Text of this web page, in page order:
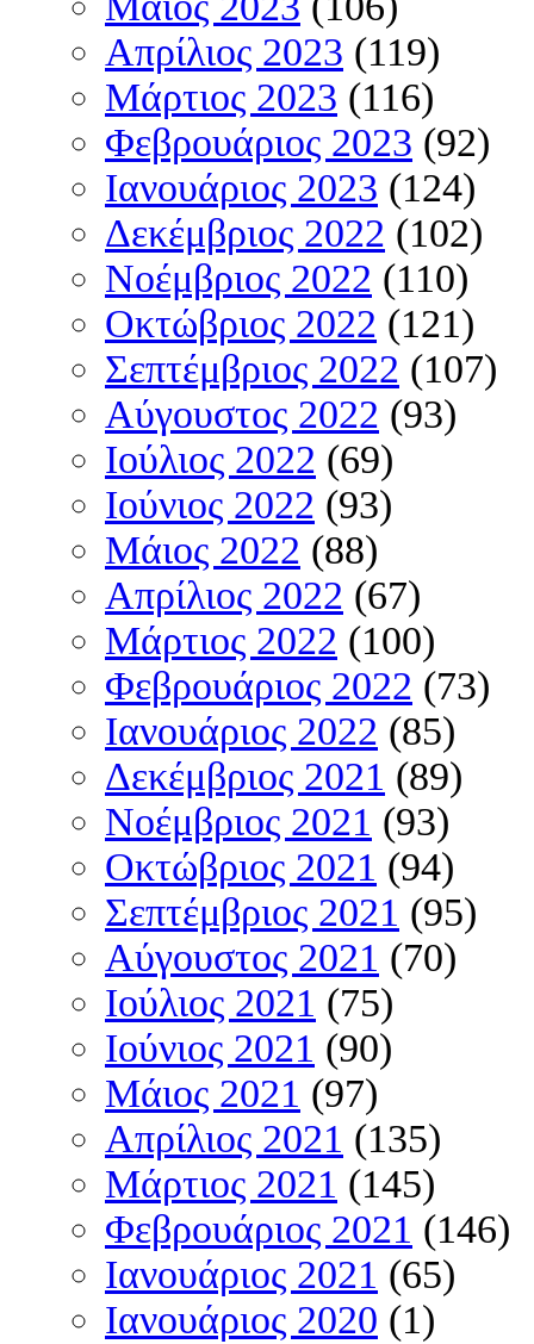
Απρίλιος 2023 (119)
Μάρτιος 2023 (116)
Φεβρουάριος 2023 (92)
Ιανουάριος 2023 (124)
Δεκέμβριος 2022 (102)
Νοέμβριος 2022 (110)
Οκτώβριος 2022 (121)
Σεπτέμβριος 2022 (107)
Αύγουστος 2022 (93)
Ιούλιος 2022 (69)
Ιούνιος 2022 (93)
Μάιος 2022 (88)
Απρίλιος 2022 (67)
Μάρτιος 2022 (100)
Φεβρουάριος 2022 (73)
Ιανουάριος 2022 (85)
Δεκέμβριος 2021 (89)
Νοέμβριος 2021 (93)
Οκτώβριος 2021 (94)
Σεπτέμβριος 2021 (95)
Αύγουστος 2021 (70)
Ιούλιος 2021 (75)
Ιούνιος 2021 (90)
Μάιος 2021 (97)
Απρίλιος 2021 (135)
Μάρτιος 2021 (145)
Φεβρουάριος 2021 (146)
Ιανουάριος 2021 (65)
Ιανουάριος 2020 (1)